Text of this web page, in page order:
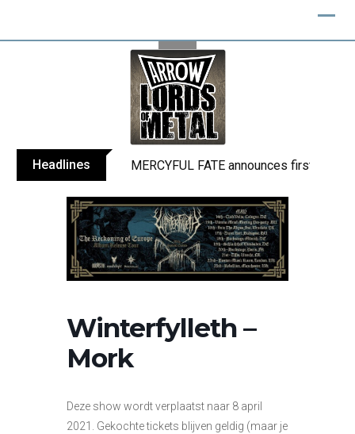
Headlines MERCYFUL FATE announces first live
Winterfylleth –
Mork
Deze show wordt verplaatst naar 8 april
2021. Gekochte tickets blijven geldig (maar je